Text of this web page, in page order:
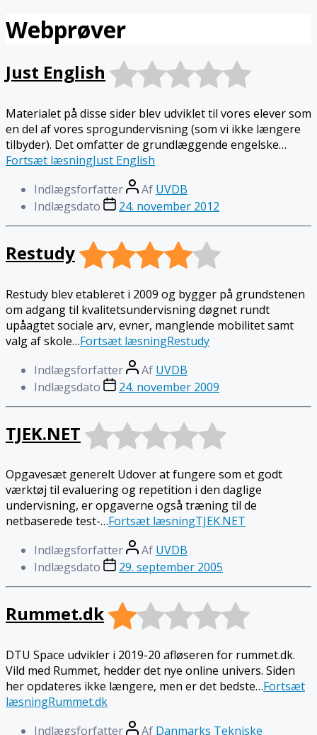
Webprøver
Just English
Materialet på disse sider blev udviklet til vores elever som
en del af vores sprogundervisning (som vi ikke længere
tilbyder). Det omfatter de grundlæggende engelske…
Fortsæt læsningJust English
Indlægsforfatter
Af UVDB
Indlægsdato
24. november 2012
Restudy
Restudy blev etableret i 2009 og bygger på grundstenen
om adgang til kvalitetsundervisning døgnet rundt
upåagtet sociale arv, evner, manglende mobilitet samt
valg af skole…Fortsæt læsningRestudy
Indlægsforfatter
Af UVDB
Indlægsdato
24. november 2009
TJEK.NET
Opgavesæt generelt Udover at fungere som et godt
værktøj til evaluering og repetition i den daglige
undervisning, er opgaverne også træning til de
netbaserede test-…Fortsæt læsningTJEK.NET
Indlægsforfatter
Af UVDB
Indlægsdato
29. september 2005
Rummet.dk
DTU Space udvikler i 2019-20 afløseren for rummet.dk.
Vild med Rummet, hedder det nye online univers. Siden
her opdateres ikke længere, men er det bedste…Fortsæt
læsningRummet.dk
Indlægsforfatter
Af Danmarks Tekniske